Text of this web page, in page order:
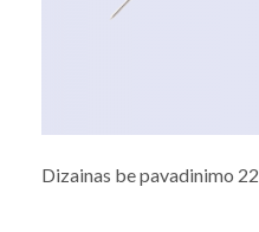
Dizainas be pavadinimo 22